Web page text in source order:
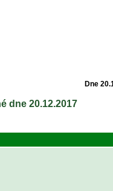
Dne
dne 20.12.2017